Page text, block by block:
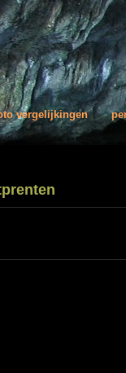
vergelijkingen